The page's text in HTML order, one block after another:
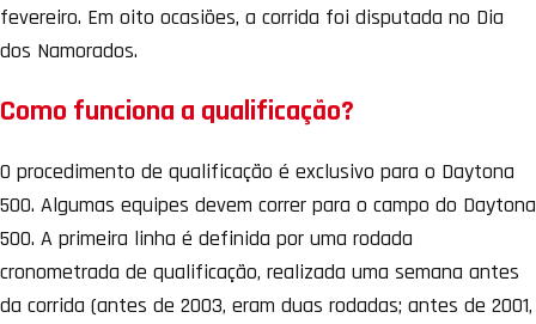
fevereiro. Em oito ocasiões, a corrida foi disputada no Dia
dos Namorados.
Como funciona a qualificação?
O procedimento de qualificação é exclusivo para o Daytona
500. Algumas equipes devem correr para o campo do Daytona
500. A primeira linha é definida por uma rodada
cronometrada de qualificação, realizada uma semana antes
da corrida (antes de 2003, eram duas rodadas; antes de 2001,